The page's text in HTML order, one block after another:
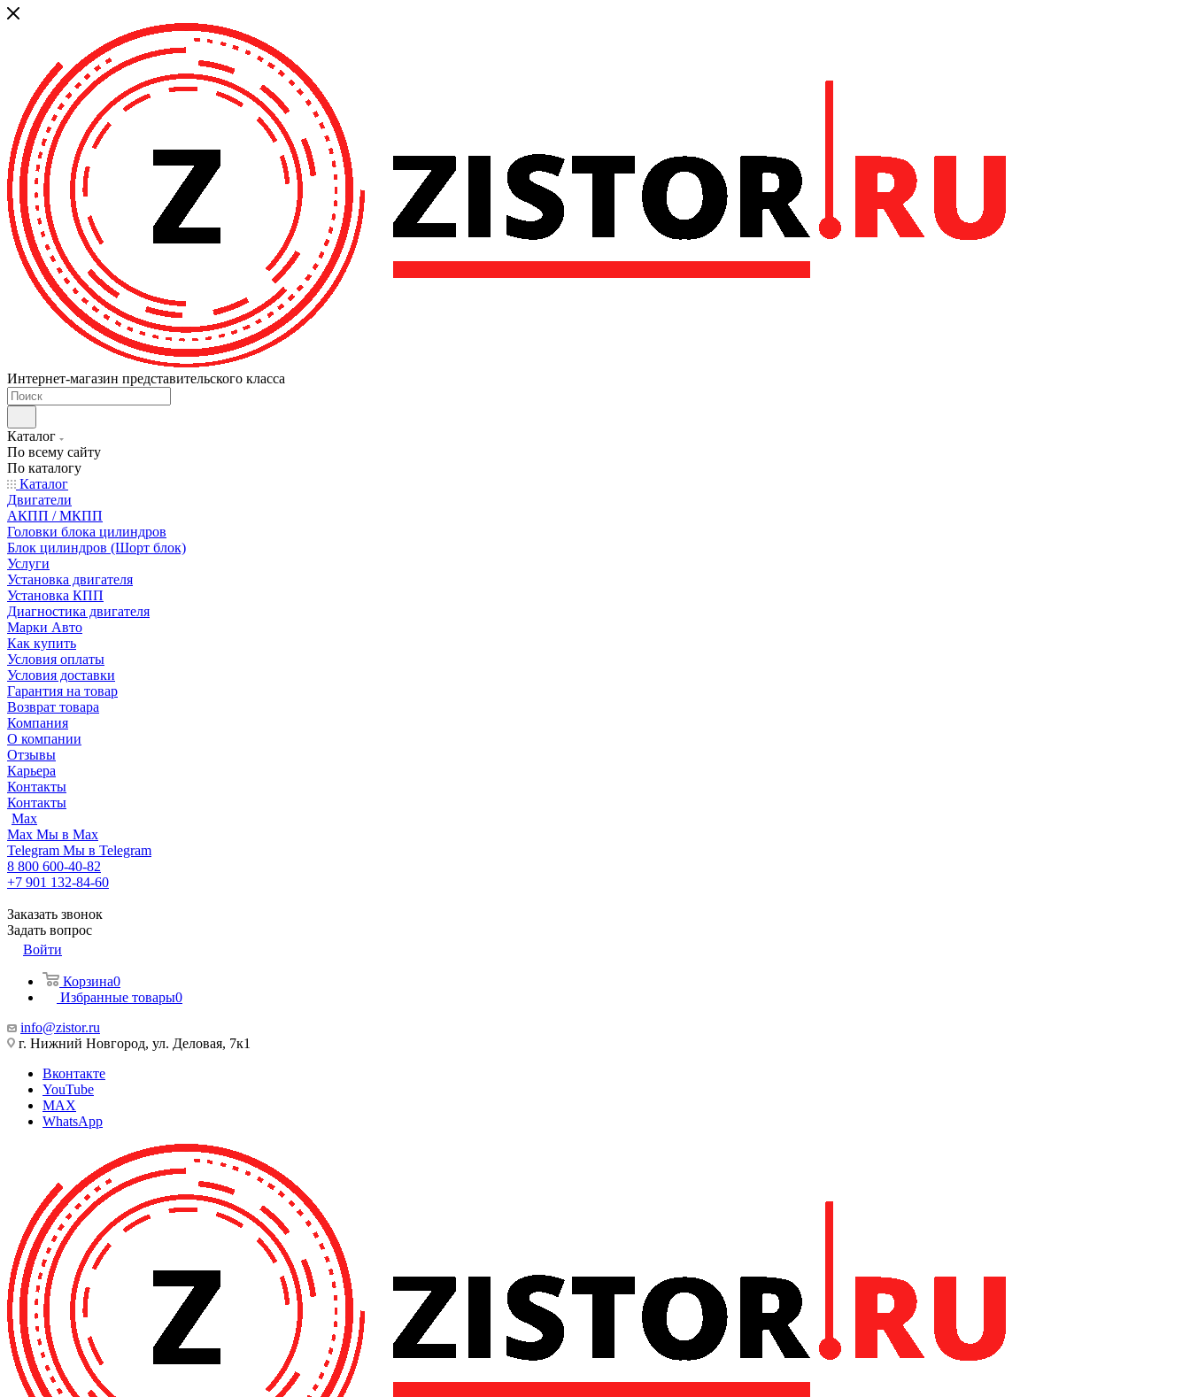
Интернет-магазин представительского класса
Каталог
По всему сайту
По каталогу
Каталог
Двигатели
АКПП / МКПП
Головки блока цилиндров
Блок цилиндров (Шорт блок)
Услуги
Установка двигателя
Установка КПП
Диагностика двигателя
Марки Авто
Как купить
Условия оплаты
Условия доставки
Гарантия на товар
Возврат товара
Компания
О компании
Отзывы
Карьера
Контакты
Контакты
Max
Max Мы в Max
Telegram Мы в Telegram
8 800 600-40-82
+7 901 132-84-60
Заказать звонок
Задать вопрос
Войти
Корзина0
Избранные товары0
info@zistor.ru
г. Нижний Новгород, ул. Деловая, 7к1
Вконтакте
YouTube
MAX
WhatsApp